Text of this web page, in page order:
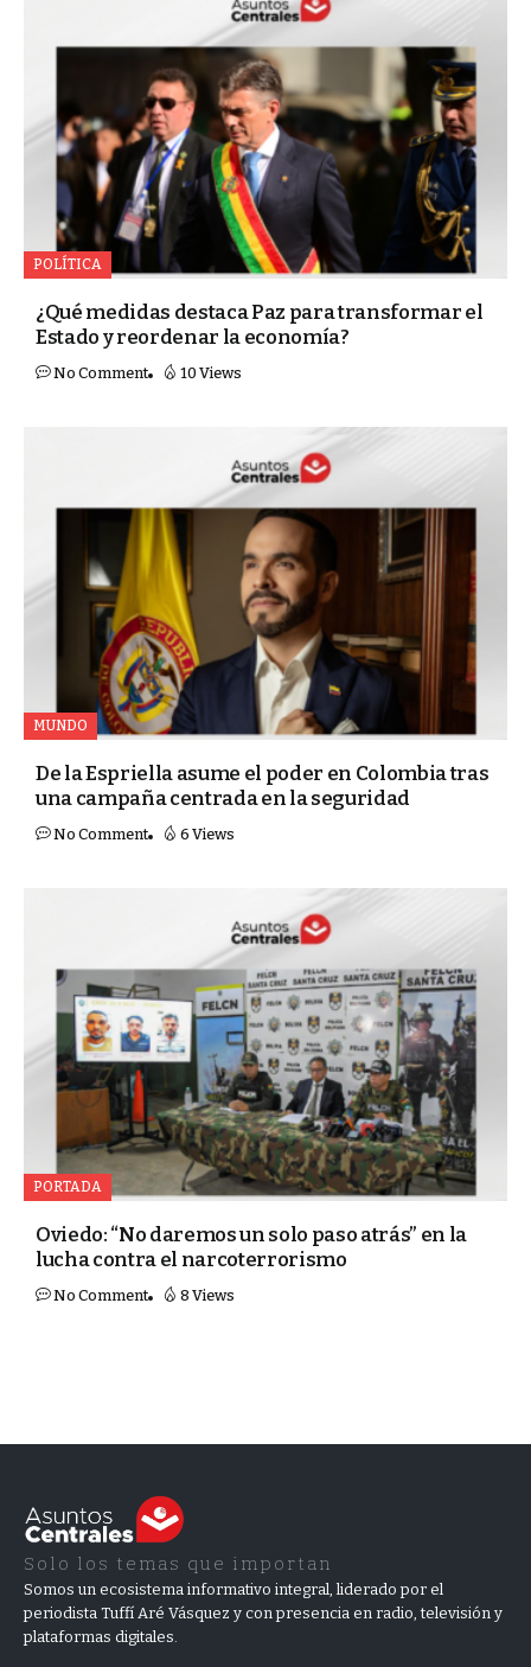
POLÍTICA
¿Qué medidas destaca Paz para transformar el
Estado y reordenar la economía?
No Comment 10 Views
MUNDO
De la Espriella asume el poder en Colombia tras
una campaña centrada en la seguridad
No Comment 6 Views
PORTADA
Oviedo: “No daremos un solo paso atrás” en la
lucha contra el narcoterrorismo
No Comment 8 Views
Solo los temas que importan
Somos un ecosistema informativo integral, liderado por el
periodista Tuffí Aré Vásquez y con presencia en radio, televisión y
plataformas digitales.